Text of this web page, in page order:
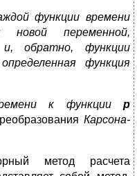
функции времени
новой переменной,
обратно, функции
функция
к функции р
Карсона-
метод расчета